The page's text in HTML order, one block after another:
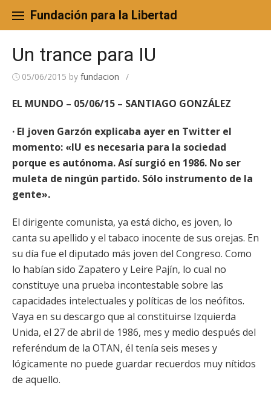
content
Fundación para la Libertad
Un trance para IU
05/06/2015 by fundacion /
EL MUNDO – 05/06/15 – SANTIAGO GONZÁLEZ
· El joven Garzón explicaba ayer en Twitter el
momento: «IU es necesaria para la sociedad
porque es autónoma. Así surgió en 1986. No ser
muleta de ningún partido. Sólo instrumento de la
gente».
El dirigente comunista, ya está dicho, es joven, lo
canta su apellido y el tabaco inocente de sus orejas. En
su día fue el diputado más joven del Congreso. Como
lo habían sido Zapatero y Leire Pajín, lo cual no
constituye una prueba incontestable sobre las
capacidades intelectuales y políticas de los neófitos.
Vaya en su descargo que al constituirse Izquierda
Unida, el 27 de abril de 1986, mes y medio después del
referéndum de la OTAN, él tenía seis meses y
lógicamente no puede guardar recuerdos muy nítidos
de aquello.